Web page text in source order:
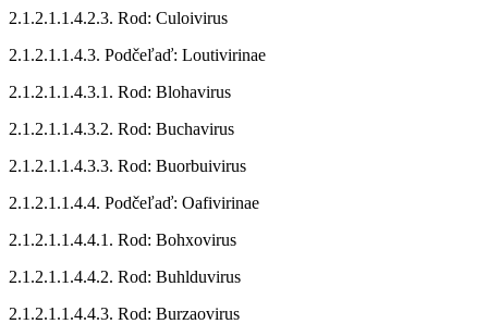
2.1.2.1.1.4.2.3. Rod: Culoivirus
2.1.2.1.1.4.3. Podčeľaď: Loutivirinae
2.1.2.1.1.4.3.1. Rod: Blohavirus
2.1.2.1.1.4.3.2. Rod: Buchavirus
2.1.2.1.1.4.3.3. Rod: Buorbuivirus
2.1.2.1.1.4.4. Podčeľaď: Oafivirinae
2.1.2.1.1.4.4.1. Rod: Bohxovirus
2.1.2.1.1.4.4.2. Rod: Buhlduvirus
2.1.2.1.1.4.4.3. Rod: Burzaovirus